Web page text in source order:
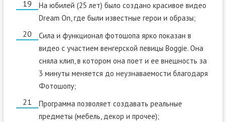
На юбилей (25 лет) было создано красивое видео
Dream On, где были известные герои и образы;
Сила и функционал фотошопа ярко показан в
видео с участием венгерской певицы Boggie. Она
сняла клип, в котором она поет и ее внешность за
3 минуты меняется до неузнаваемости благодаря
Фотошопу;
Программа позволяет создавать реальные
предметы (мебель, декор и прочее);